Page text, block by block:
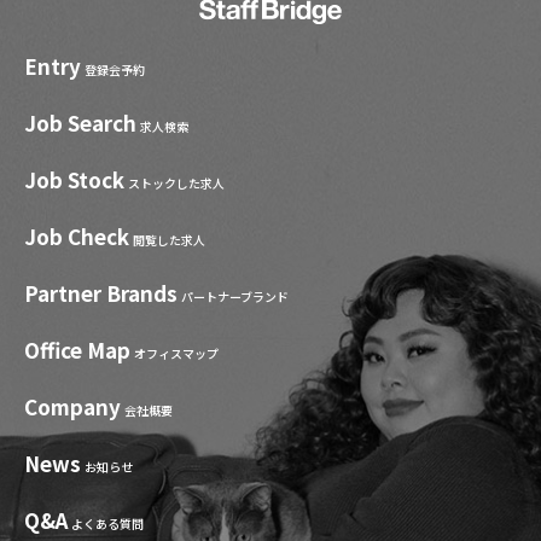
Entry 登録会予約
Job Search 求人検索
Job Stock ストックした求人
Job Check 閲覧した求人
Partner Brands パートナーブランド
Office Map オフィスマップ
Company 会社概要
News お知らせ
Q&A よくある質問